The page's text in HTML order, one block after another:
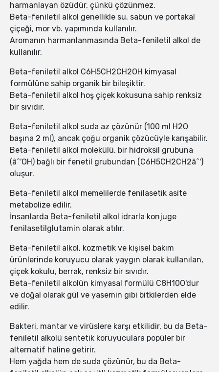
harmanlayan özüdür, çünkü çözünmez.
Beta-feniletil alkol genellikle su, sabun ve portakal
çiçeği, mor vb. yapımında kullanılır.
Aromanın harmanlanmasında Beta-feniletil alkol de
kullanılır.
Beta-feniletil alkol C6H5CH2CH2OH kimyasal
formülüne sahip organik bir bileşiktir.
Beta-feniletil alkol hoş çiçek kokusuna sahip renksiz
bir sıvıdır.
Beta-feniletil alkol suda az çözünür (100 ml H2O
başına 2 ml), ancak çoğu organik çözücüyle karışabilir.
Beta-feniletil alkol molekülü, bir hidroksil grubuna
(âˆ'OH) bağlı bir fenetil grubundan (C6H5CH2CH2âˆ')
oluşur.
Beta-feniletil alkol memelilerde fenilasetik asite
metabolize edilir.
İnsanlarda Beta-feniletil alkol idrarla konjuge
fenilasetilglutamin olarak atılır.
Beta-feniletil alkol, kozmetik ve kişisel bakım
ürünlerinde koruyucu olarak yaygın olarak kullanılan,
çiçek kokulu, berrak, renksiz bir sıvıdır.
Beta-feniletil alkolün kimyasal formülü C8H10O'dur
ve doğal olarak gül ve yasemin gibi bitkilerden elde
edilir.
Bakteri, mantar ve virüslere karşı etkilidir, bu da Beta-
feniletil alkolü sentetik koruyuculara popüler bir
alternatif haline getirir.
Hem yağda hem de suda çözünür, bu da Beta-